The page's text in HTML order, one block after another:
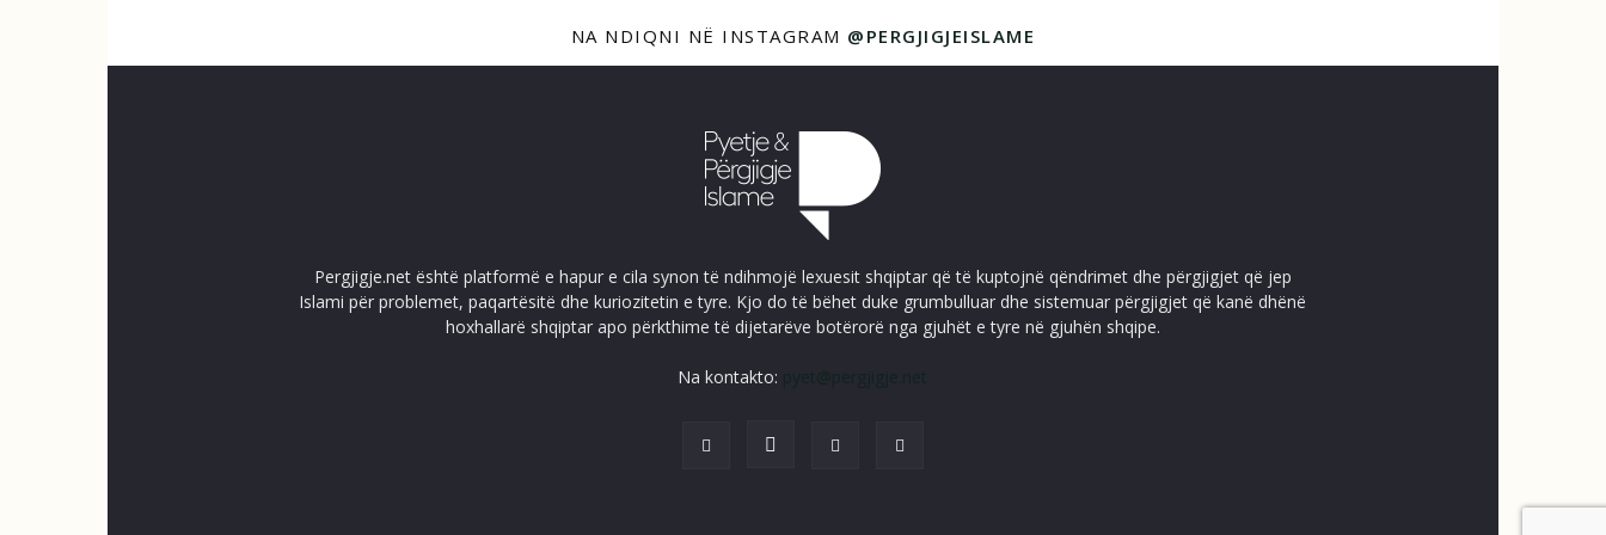
NA NDIQNI NË INSTAGRAM @PERGJIGJEISLAME
Pergjigje.net është platformë e hapur e cila synon të ndihmojë lexuesit shqiptar që të kuptojnë qëndrimet dhe përgjigjet që jep
Islami për problemet, paqartësitë dhe kuriozitetin e tyre. Kjo do të bëhet duke grumbulluar dhe sistemuar përgjigjet që kanë dhënë
hoxhallarë shqiptar apo përkthime të dijetarëve botërorë nga gjuhët e tyre në gjuhën shqipe.
Na kontakto: